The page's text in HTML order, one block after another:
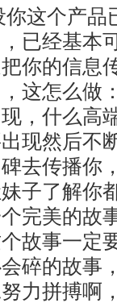
这个产品
已经基本
你的信息
这怎么做
，什么高
现然后不
去传播你
子了解你
完美的故
故事一定
碎的故事
力拼搏啊